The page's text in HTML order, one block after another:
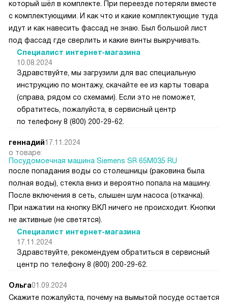
который шёл в комплекте. При переезде потеряли вместе
с комплектующими. И как что и какие комплектующие туда
идут и как навесить фассад не знаю. Был большой лист
под фассад где сверлить и какие винты выкручивать.
Специалист интернет-магазина
10.08.2024
Здравствуйте, мы загрузили для вас специальную
инструкцию по монтажу, скачайте ее из карты товара
(справа, рядом со схемами). Если это не поможет,
обратитесь, пожалуйста, в сервисный центр
по телефону 8 (800) 200-29-62.
геннадий17.11.2024
о товаре:
Посудомоечная машина Siemens SR 65M035 RU
после попадания воды со столешницы (раковина была
полная воды), стекла вниз и вероятно попала на машину.
После включения в сеть, слышен шум насоса (откачка).
При нажатии на кнопку ВКЛ ничего не происходит. Кнопки
не активные (не светятся).
Специалист интернет-магазина
17.11.2024
Здравствуйте, рекомендуем обратиться в сервисный
центр по телефону 8 (800) 200-29-62.
Ольга01.09.2024
Скажите пожалуйста, почему на вымытой посуде остается